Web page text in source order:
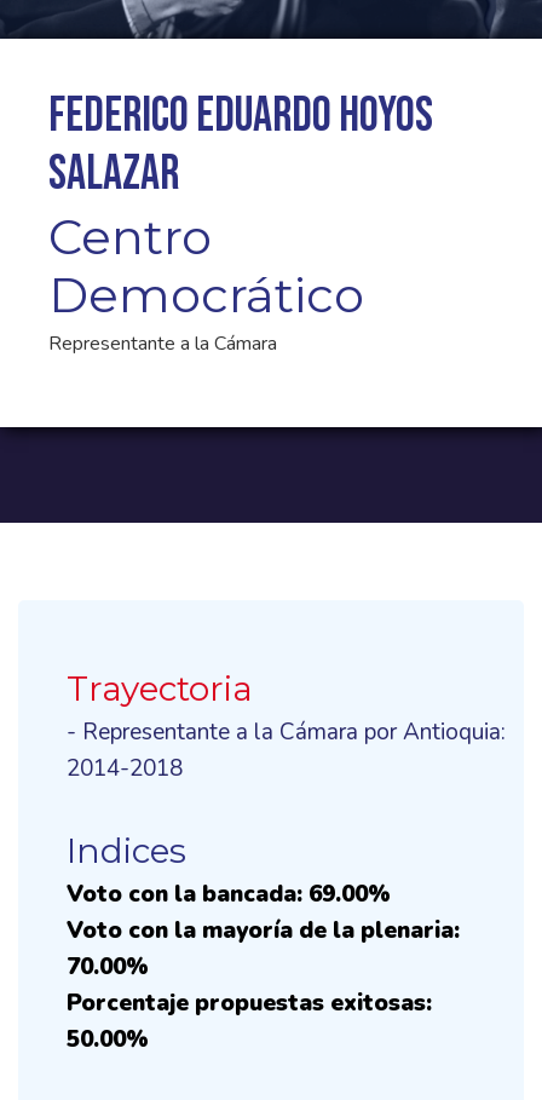
Federico Eduardo Hoyos
Salazar
Centro
Democrático
Representante a la Cámara
Trayectoria
- Representante a la Cámara por Antioquia:
2014-2018
Indices
Voto con la bancada: 69.00%
Voto con la mayoría de la plenaria:
70.00%
Porcentaje propuestas exitosas:
50.00%